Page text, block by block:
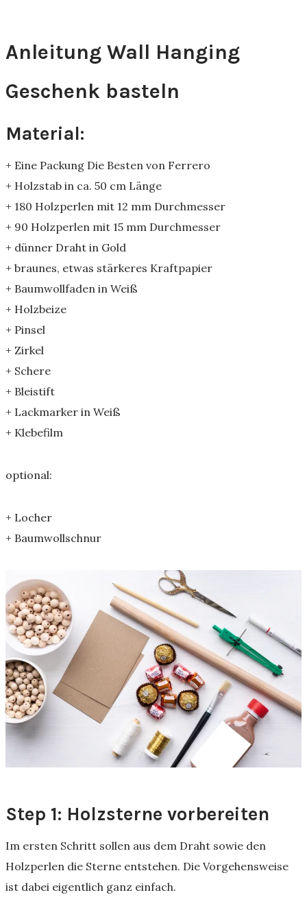
Anleitung Wall Hanging
Geschenk basteln
Material:
+ Eine Packung Die Besten von Ferrero
+ Holzstab in ca. 50 cm Länge
+ 180 Holzperlen mit 12 mm Durchmesser
+ 90 Holzperlen mit 15 mm Durchmesser
+ dünner Draht in Gold
+ braunes, etwas stärkeres Kraftpapier
+ Baumwollfaden in Weiß
+ Holzbeize
+ Pinsel
+ Zirkel
+ Schere
+ Bleistift
+ Lackmarker in Weiß
+ Klebefilm
optional:
+ Locher
+ Baumwollschnur
Step 1: Holzsterne vorbereiten
Im ersten Schritt sollen aus dem Draht sowie den
Holzperlen die Sterne entstehen. Die Vorgehensweise
ist dabei eigentlich ganz einfach.